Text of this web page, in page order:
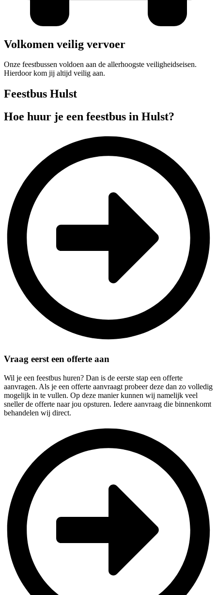
Volkomen veilig vervoer
Onze feestbussen voldoen aan de allerhoogste veiligheidseisen.
Hierdoor kom jij altijd veilig aan.
Feestbus Hulst
Hoe huur je een feestbus in Hulst?
Vraag eerst een offerte aan
Wil je een feestbus huren? Dan is de eerste stap een offerte
aanvragen. Als je een offerte aanvraagt probeer deze dan zo volledig
mogelijk in te vullen. Op deze manier kunnen wij namelijk veel
sneller de offerte naar jou opsturen. Iedere aanvraag die binnenkomt
behandelen wij direct.